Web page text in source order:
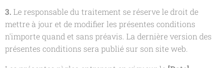
3. Le responsable du traitement se réserve le droit de
mettre à jour et de modifier les présentes conditions
n'importe quand et sans préavis. La dernière version des
présentes conditions sera publié sur son site web.